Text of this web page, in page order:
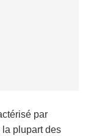
par
la plupart des